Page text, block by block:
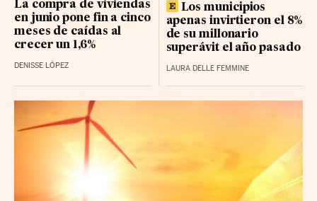
La compra de viviendas
en junio pone fin a cinco
meses de caídas al
crecer un 1,6%
DENISSE LÓPEZ
Los municipios
apenas invirtieron el 8%
de su millonario
superávit el año pasado
LAURA DELLE FEMMINE